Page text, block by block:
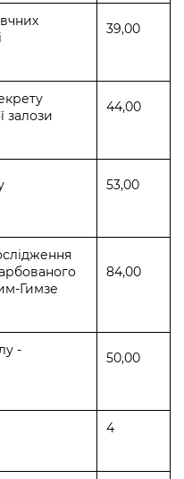
39,00
залози
44,00
53,00
Гимзе
84,00
-
50,00
4